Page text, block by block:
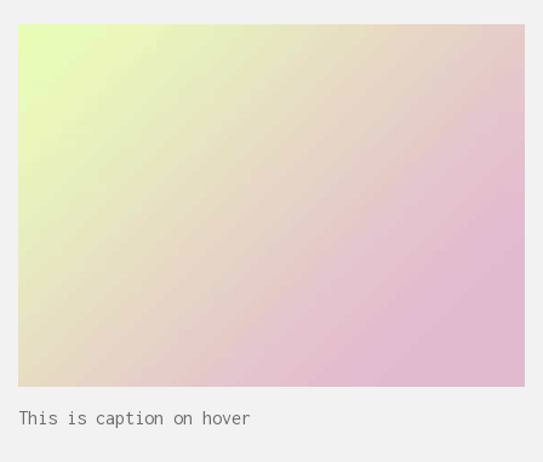
This is caption on hover